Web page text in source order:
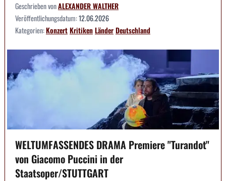
Geschrieben vonALEXANDER WALTHER
Veröffentlichungsdatum:12.06.2026
Kategorien:KonzertKritikenLänderDeutschland
WELTUMFASSENDES DRAMA Premiere "Turandot"
von Giacomo Puccini in der
Staatsoper/STUTTGART